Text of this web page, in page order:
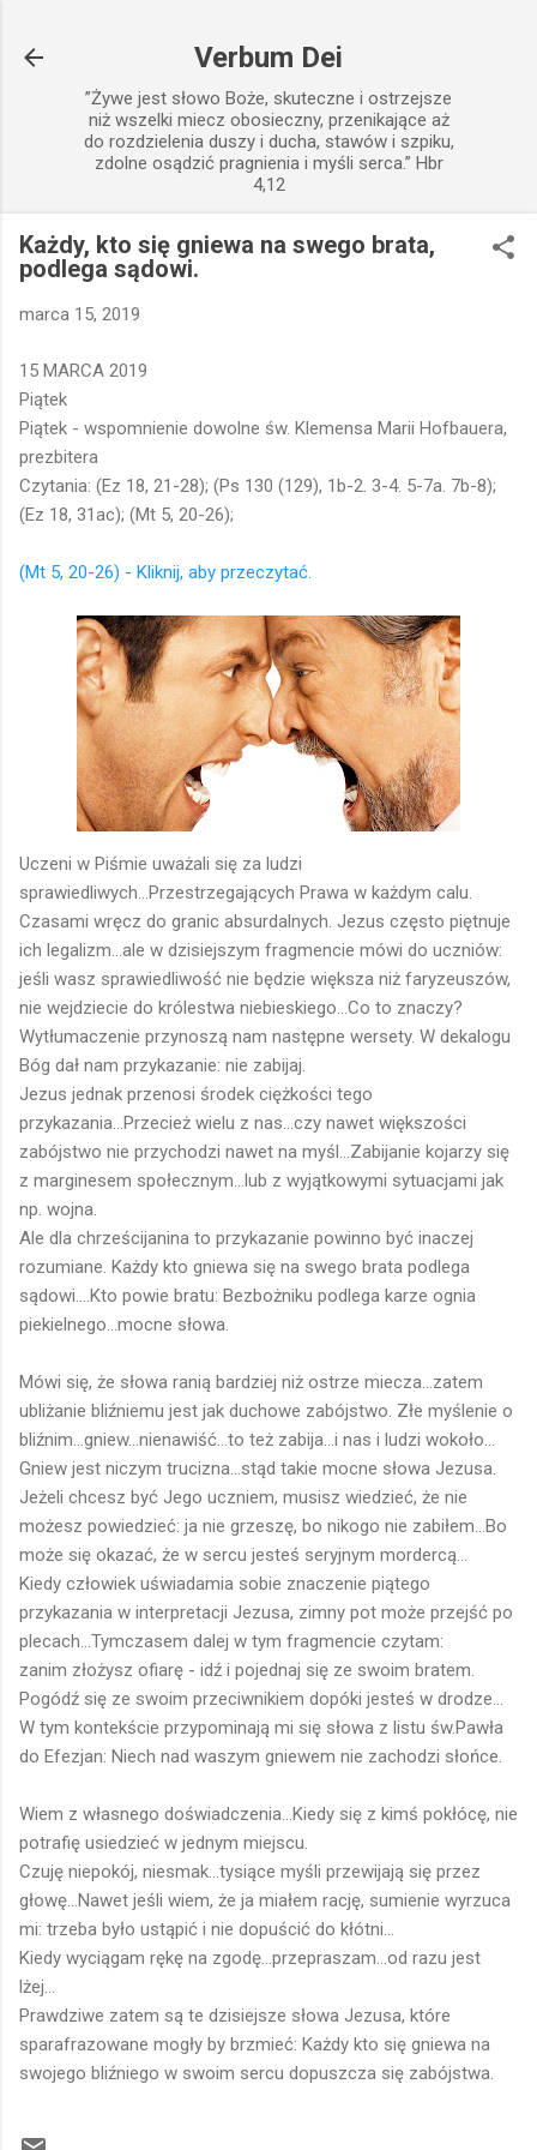
Verbum Dei
”Żywe jest słowo Boże, skuteczne i ostrzejsze
niż wszelki miecz obosieczny, przenikające aż
do rozdzielenia duszy i ducha, stawów i szpiku,
zdolne osądzić pragnienia i myśli serca.” Hbr
4,12
Każdy, kto się gniewa na swego brata,
podlega sądowi.
marca 15, 2019
15 MARCA 2019
Piątek
Piątek - wspomnienie dowolne św. Klemensa Marii Hofbauera,
prezbitera
Czytania: (Ez 18, 21-28); (Ps 130 (129), 1b-2. 3-4. 5-7a. 7b-8);
(Ez 18, 31ac); (Mt 5, 20-26);
(Mt 5, 20-26) - Kliknij, aby przeczytać.
Uczeni w Piśmie uważali się za ludzi
sprawiedliwych...Przestrzegających Prawa w każdym calu.
Czasami wręcz do granic absurdalnych. Jezus często piętnuje
ich legalizm...ale w dzisiejszym fragmencie mówi do uczniów:
jeśli wasz sprawiedliwość nie będzie większa niż faryzeuszów,
nie wejdziecie do królestwa niebieskiego...Co to znaczy?
Wytłumaczenie przynoszą nam następne wersety. W dekalogu
Bóg dał nam przykazanie: nie zabijaj.
Jezus jednak przenosi środek ciężkości tego
przykazania...Przecież wielu z nas...czy nawet większości
zabójstwo nie przychodzi nawet na myśl...Zabijanie kojarzy się
z marginesem społecznym...lub z wyjątkowymi sytuacjami jak
np. wojna.
Ale dla chrześcijanina to przykazanie powinno być inaczej
rozumiane. Każdy kto gniewa się na swego brata podlega
sądowi....Kto powie bratu: Bezbożniku podlega karze ognia
piekielnego...mocne słowa.
Mówi się, że słowa ranią bardziej niż ostrze miecza...zatem
ubliżanie bliźniemu jest jak duchowe zabójstwo. Złe myślenie o
bliźnim...gniew...nienawiść...to też zabija...i nas i ludzi wokoło...
Gniew jest niczym trucizna...stąd takie mocne słowa Jezusa.
Jeżeli chcesz być Jego uczniem, musisz wiedzieć, że nie
możesz powiedzieć: ja nie grzeszę, bo nikogo nie zabiłem...Bo
może się okazać, że w sercu jesteś seryjnym mordercą...
Kiedy człowiek uświadamia sobie znaczenie piątego
przykazania w interpretacji Jezusa, zimny pot może przejść po
plecach...Tymczasem dalej w tym fragmencie czytam:
zanim złożysz ofiarę - idź i pojednaj się ze swoim bratem.
Pogódź się ze swoim przeciwnikiem dopóki jesteś w drodze...
W tym kontekście przypominają mi się słowa z listu św.Pawła
do Efezjan: Niech nad waszym gniewem nie zachodzi słońce.
Wiem z własnego doświadczenia...Kiedy się z kimś pokłócę, nie
potrafię usiedzieć w jednym miejscu.
Czuję niepokój, niesmak...tysiące myśli przewijają się przez
głowę...Nawet jeśli wiem, że ja miałem rację, sumienie wyrzuca
mi: trzeba było ustąpić i nie dopuścić do kłótni...
Kiedy wyciągam rękę na zgodę...przepraszam...od razu jest
lżej...
Prawdziwe zatem są te dzisiejsze słowa Jezusa, które
sparafrazowane mogły by brzmieć: Każdy kto się gniewa na
swojego bliźniego w swoim sercu dopuszcza się zabójstwa.